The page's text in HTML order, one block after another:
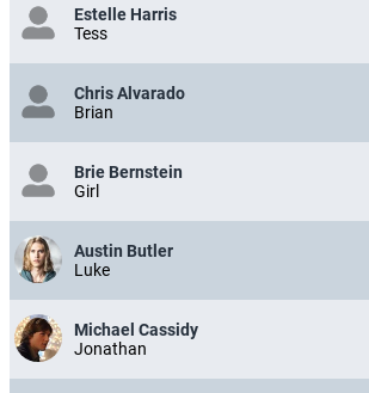
Estelle Harris
Tess
Chris Alvarado
Brian
Brie Bernstein
Girl
Austin Butler
Luke
Michael Cassidy
Jonathan